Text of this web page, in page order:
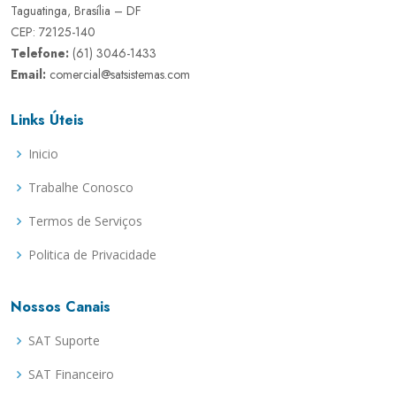
Taguatinga, Brasília – DF
CEP: 72125-140
Telefone: (61) 3046-1433
Email: comercial@satsistemas.com
Links Úteis
Inicio
Trabalhe Conosco
Termos de Serviços
Politica de Privacidade
Nossos Canais
SAT Suporte
SAT Financeiro